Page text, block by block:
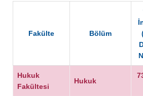
Fakülte Bölüm
Hukuk
Fakültesi
Hukuk